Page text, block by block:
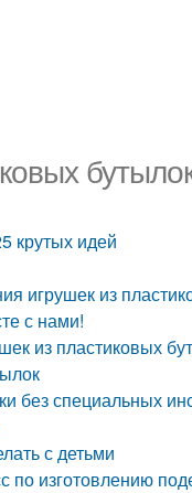
крутых идей
игрушек из
с нами!
из пластиковых
без специальных
с детьми
по изготовлению